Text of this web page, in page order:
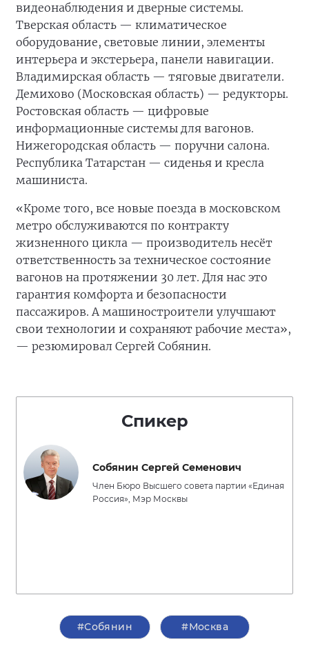
видеонаблюдения и дверные системы.
Тверская область — климатическое
оборудование, световые линии, элементы
интерьера и экстерьера, панели навигации.
Владимирская область — тяговые двигатели.
Демихово (Московская область) — редукторы.
Ростовская область — цифровые
информационные системы для вагонов.
Нижегородская область — поручни салона.
Республика Татарстан — сиденья и кресла
машиниста.
«Кроме того, все новые поезда в московском
метро обслуживаются по контракту
жизненного цикла — производитель несёт
ответственность за техническое состояние
вагонов на протяжении 30 лет. Для нас это
гарантия комфорта и безопасности
пассажиров. А машиностроители улучшают
свои технологии и сохраняют рабочие места»,
— резюмировал Сергей Собянин.
Спикер
Собянин Сергей Семенович
Член Бюро Высшего совета партии «Единая
Россия», Мэр Москвы
#Собянин #Москва